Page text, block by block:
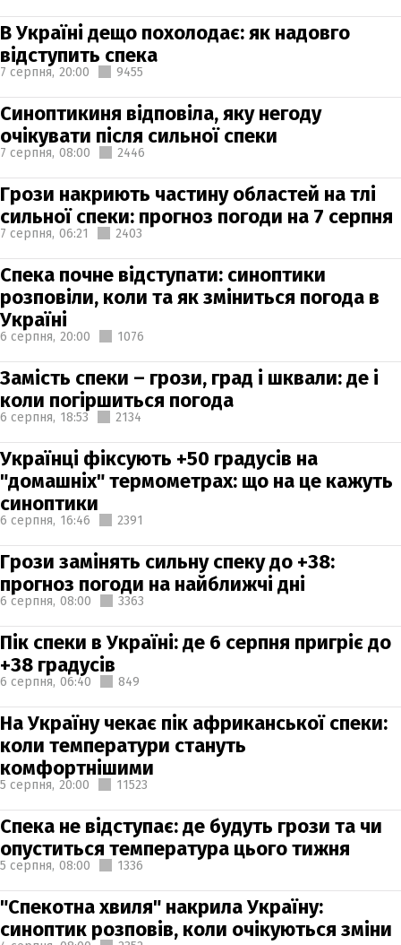
В Україні дещо похолодає: як надовго
відступить спека
7 серпня, 20:00 9455
Синоптикиня відповіла, яку негоду
очікувати після сильної спеки
7 серпня, 08:00 2446
Грози накриють частину областей на тлі
сильної спеки: прогноз погоди на 7 серпня
7 серпня, 06:21 2403
Спека почне відступати: синоптики
розповіли, коли та як зміниться погода в
Україні
6 серпня, 20:00 1076
Замість спеки – грози, град і шквали: де і
коли погіршиться погода
6 серпня, 18:53 2134
Українці фіксують +50 градусів на
"домашніх" термометрах: що на це кажуть
синоптики
6 серпня, 16:46 2391
Грози замінять сильну спеку до +38:
прогноз погоди на найближчі дні
6 серпня, 08:00 3363
Пік спеки в Україні: де 6 серпня пригріє до
+38 градусів
6 серпня, 06:40 849
На Україну чекає пік африканської спеки:
коли температури стануть
комфортнішими
5 серпня, 20:00 11523
Спека не відступає: де будуть грози та чи
опуститься температура цього тижня
5 серпня, 08:00 1336
"Спекотна хвиля" накрила Україну:
синоптик розповів, коли очікуються зміни